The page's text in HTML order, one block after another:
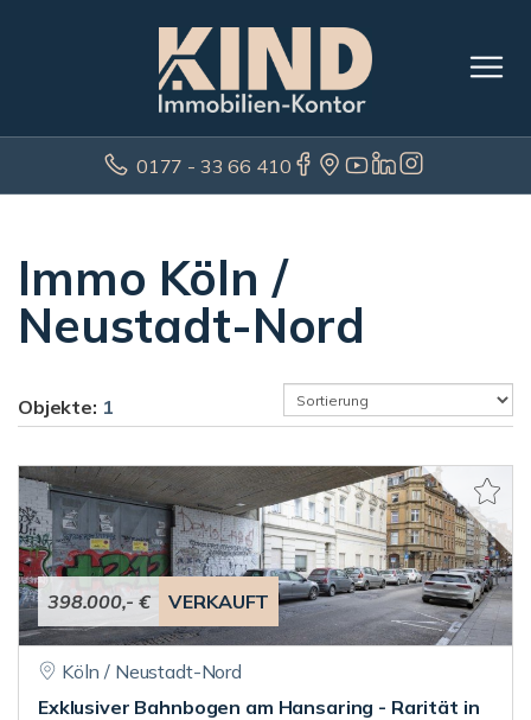
0177 - 33 66 410
Immo Köln /
Neustadt-Nord
Objekte: 1
398.000,- € VERKAUFT
Köln / Neustadt-Nord
Exklusiver Bahnbogen am Hansaring - Rarität in